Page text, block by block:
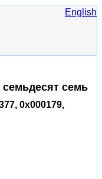
English
семьдесят семь
0x000179,